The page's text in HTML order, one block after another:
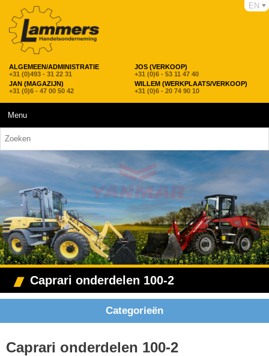
ALGEMEEN/ADMINISTRATIE
+31 (0)493 - 31 22 31
JOS (VERKOOP)
+31 (0)6 - 53 11 47 40
JAN (MAGAZIJN)
+31 (0)6 - 47 00 50 42
WILLEM (WERKPLAATS/VERKOOP)
+31 (0)6 - 20 74 90 10
EN
Menu
Caprari onderdelen 100-2
Categorieën
Caprari onderdelen 100-2